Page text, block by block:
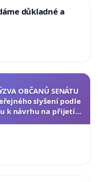
důkladné a
OBČANŮ SENÁTU
slyšení podle
k návrhu na přijetí